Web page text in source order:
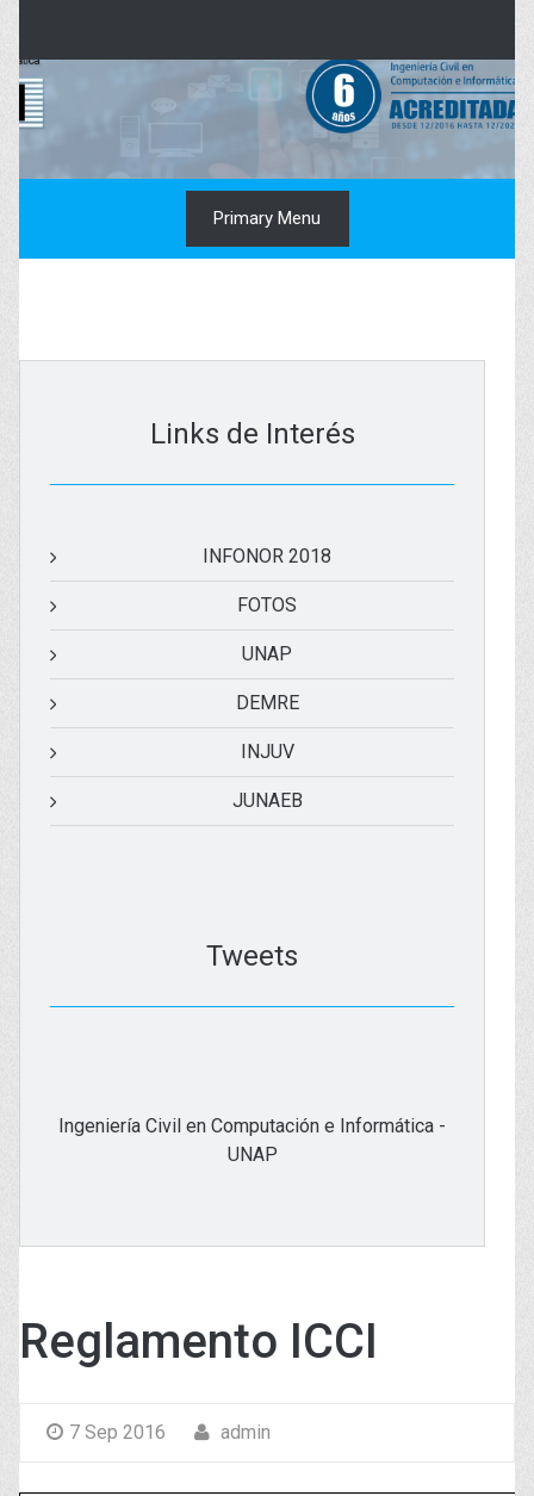
content
Primary Menu
Links de Interés
INFONOR 2018
FOTOS
UNAP
DEMRE
INJUV
JUNAEB
Tweets
Ingeniería Civil en Computación e Informática -
UNAP
Reglamento ICCI
7 Sep 2016 admin